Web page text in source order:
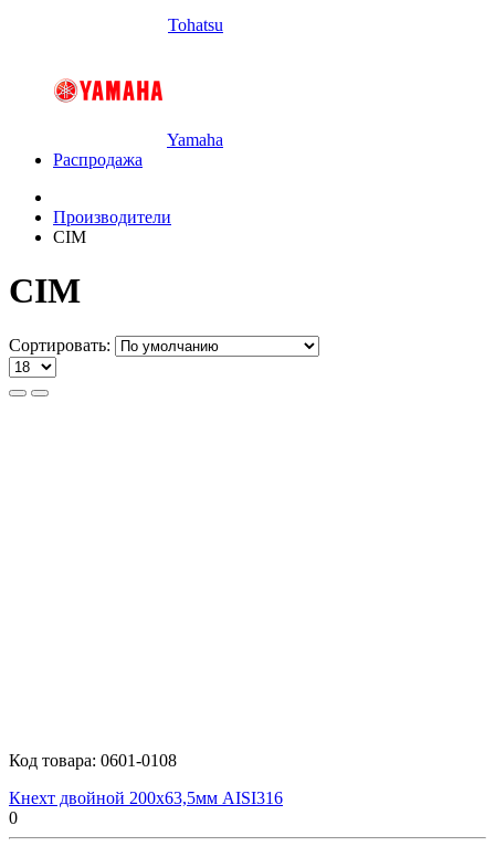
Tohatsu
Yamaha
Распродажа
Производители
CIM
CIM
Сортировать:
Код товара: 0601-0108
Кнехт двойной 200х63,5мм AISI316
0